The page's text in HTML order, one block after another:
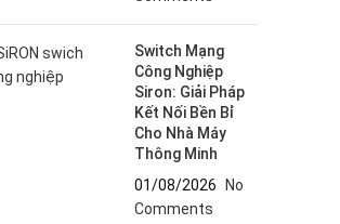
Switch Mạng
Công Nghiệp
Siron: Giải Pháp
Kết Nối Bền Bỉ
Cho Nhà Máy
Thông Minh
01/08/2026
No
Comments